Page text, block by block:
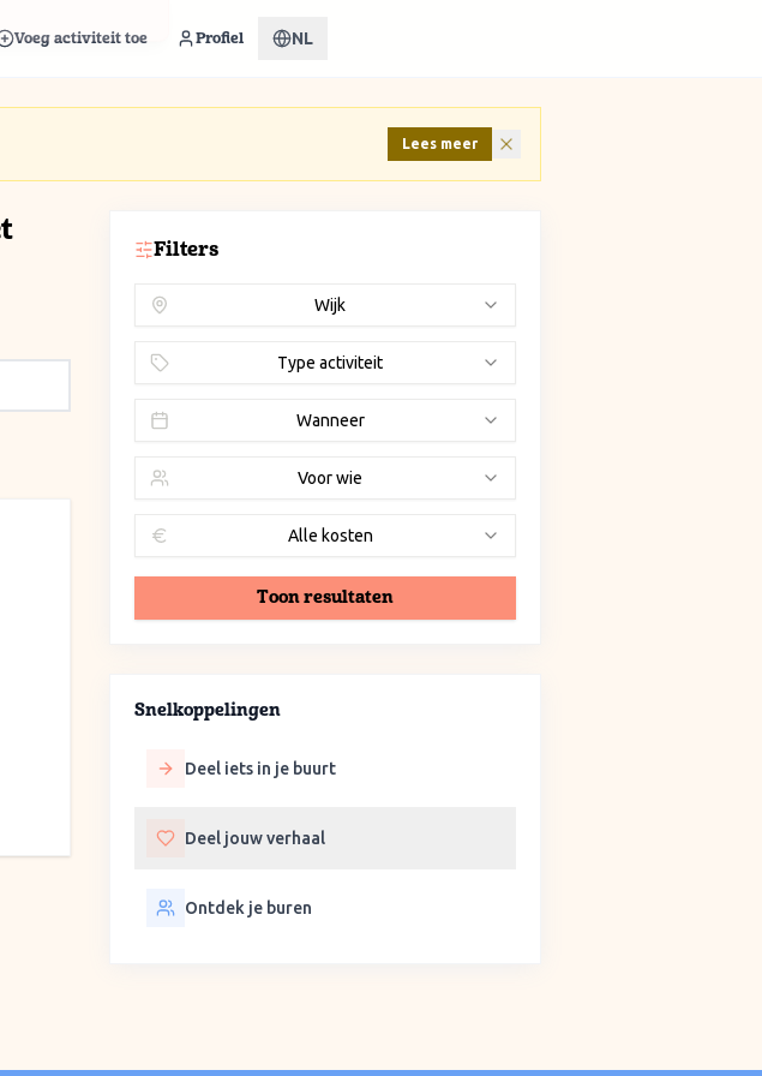
Voeg activiteit toe Profiel NL
Lees meer
Filters
Wijk
Type activiteit
Wanneer
Voor wie
Alle kosten
Toon resultaten
Snelkoppelingen
Deel iets in je buurt
Deel jouw verhaal
Ontdek je buren